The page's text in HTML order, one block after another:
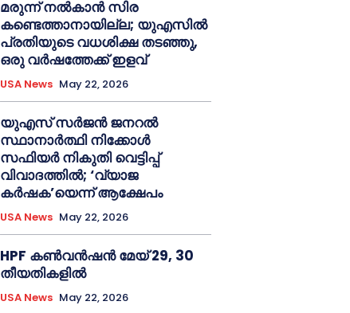
മരുന്ന് നൽകാൻ സിര
കണ്ടെത്താനായില്ല; യുഎസിൽ
പ്രതിയുടെ വധശിക്ഷ തടഞ്ഞു,
ഒരു വർഷത്തേക്ക് ഇളവ്
USA News May 22, 2026
യുഎസ് സർജൻ ജനറൽ
സ്ഥാനാർത്ഥി നിക്കോൾ
സഫിയർ നികുതി വെട്ടിപ്പ്
വിവാദത്തിൽ; ‘വ്യാജ
കർഷക’യെന്ന് ആക്ഷേപം
USA News May 22, 2026
HPF കൺവൻഷൻ മേയ് 29, 30
തീയതികളിൽ
USA News May 22, 2026